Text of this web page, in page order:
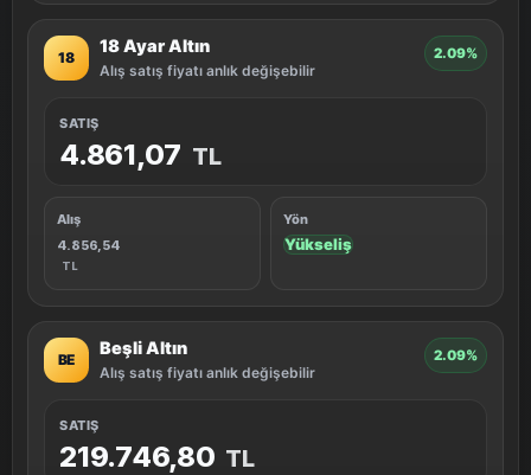
18
18 Ayar Altın
Alış satış fiyatı anlık değişebilir
2.09%
SATIŞ
4.861,07 TL
Alış
4.856,54
TL
Yön
Yükseliş
BE
Beşli Altın
Alış satış fiyatı anlık değişebilir
2.09%
SATIŞ
219.746,80 TL